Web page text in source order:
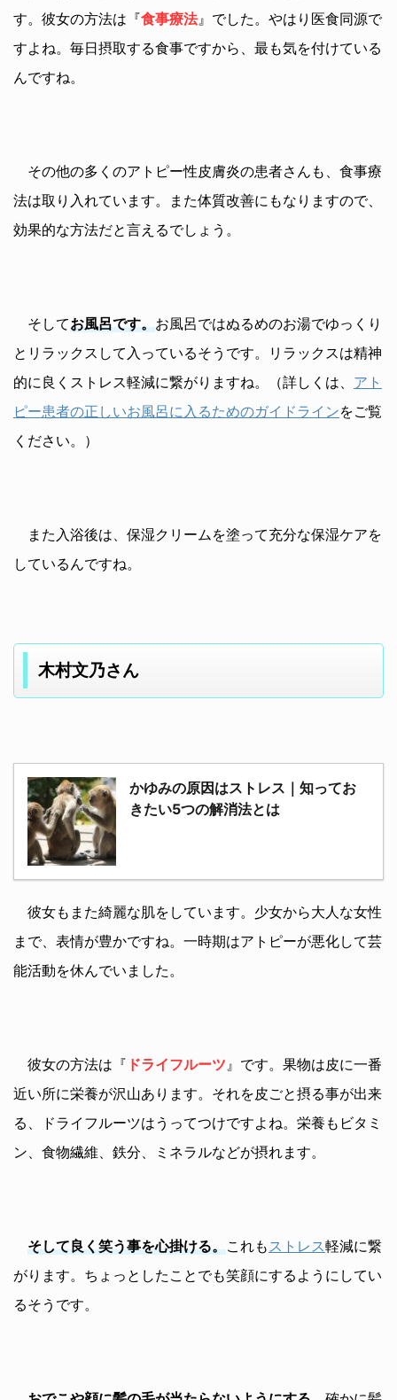
す。彼女の方法は『食事療法』でした。やはり医食同源で
すよね。毎日摂取する食事ですから、最も気を付けている
んですね。
その他の多くのアトピー性皮膚炎の患者さんも、食事療
法は取り入れています。また体質改善にもなりますので、
効果的な方法だと言えるでしょう。
そしてお風呂です。お風呂ではぬるめのお湯でゆっくり
とリラックスして入っているそうです。リラックスは精神
的に良くストレス軽減に繋がりますね。（詳しくは、 アト
ピー患者の正しいお風呂に入るためのガイドラインをご覧
ください。）
また入浴後は、保湿クリームを塗って充分な保湿ケアを
しているんですね。
木村文乃さん
かゆみの原因はストレス｜知ってお
きたい5つの解消法とは
彼女もまた綺麗な肌をしています。少女から大人な女性
まで、表情が豊かですね。一時期はアトピーが悪化して芸
能活動を休んでいました。
彼女の方法は『 ドライフルーツ 』です。果物は皮に一番
近い所に栄養が沢山あります。それを皮ごと摂る事が出来
る、ドライフルーツはうってつけですよね。栄養もビタミ
ン、食物繊維、鉄分、ミネラルなどが摂れます。
そして良く笑う事を心掛ける。これも ストレス軽減に繋
がります。ちょっとしたことでも笑顔にするようにしてい
るそうです。